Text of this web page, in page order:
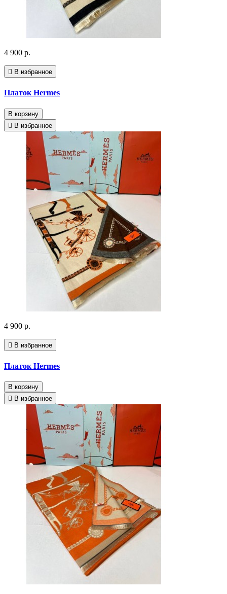
4 900 р.
В избранное
Платок Hermes
В корзину
В избранное
4 900 р.
В избранное
Платок Hermes
В корзину
В избранное